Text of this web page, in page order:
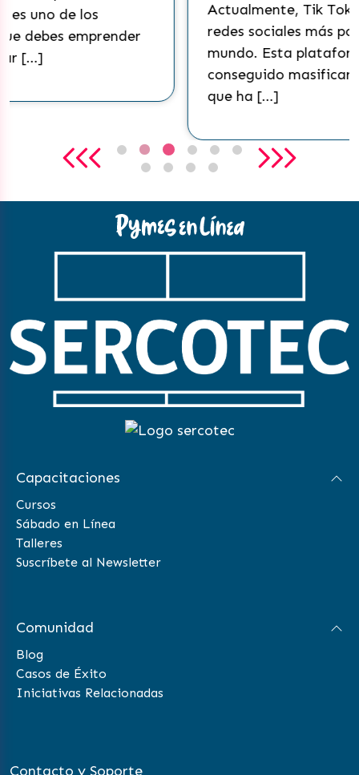
Actualmente, Tik Tok es una de las
redes sociales más populares del
mundo. Esta plataforma ha
conseguido masificarse a tal punto
Capacitaciones
Cursos
Sábado en Línea
Talleres
Suscríbete al Newsletter
Comunidad
Blog
Casos de Éxito
Iniciativas Relacionadas
Contacto y Soporte